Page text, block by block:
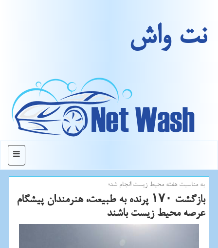
نت واش
منو
به مناسبت هفته محیط زیست انجام شد؛
بازگشت ۱۷۰ پرنده به طبیعت، هنرمندان پیشگام
عرصه محیط زیست باشند